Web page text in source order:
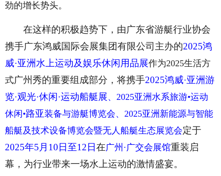
劲的增长势头。
在这样的积极趋势下，由广东省游艇行业协会
携手广东鸿威国际会展集团有限公司主办的2025鸿
威·亚洲水上运动及娱乐休闲用品展作为2025生活方
式广州秀的重要组成部分，将携手2025鸿威·亚洲游
览·观光·休闲·运动船艇展、2025亚洲水系旅游•运动
休闲•路亚装备与游艇博览会、2025亚洲新能源与智能
船艇及技术设备博览会暨无人船艇生态展览会定于
2025年5月10日至12日在广州·广交会展馆重装启
幕，为行业带来一场水上运动的激情盛宴。